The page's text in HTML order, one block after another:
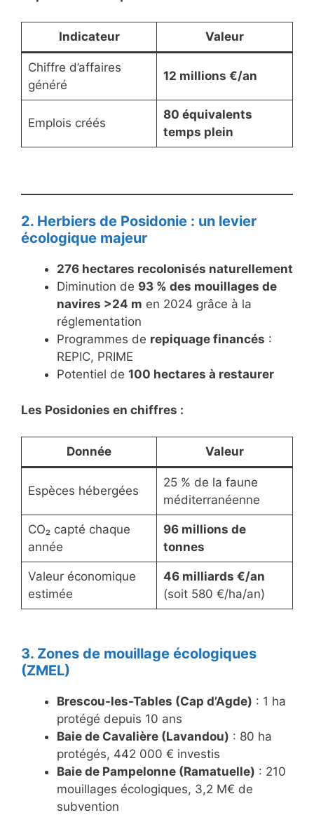
Indicateur Valeur
Chiffre d’affaires
généré
12 millions €/an
Emplois créés
80 équivalents
temps plein
2. Herbiers de Posidonie : un levier
écologique majeur
276 hectares recolonisés naturellement
Diminution de 93 % des mouillages de
navires >24 m en 2024 grâce à la
réglementation
Programmes de repiquage financés :
REPIC, PRIME
Potentiel de 100 hectares à restaurer
Les Posidonies en chiffres :
Donnée Valeur
Espèces hébergées
25 % de la faune
méditerranéenne
CO₂ capté chaque
année
96 millions de
tonnes
Valeur économique
estimée
46 milliards €/an
(soit 580 €/ha/an)
3. Zones de mouillage écologiques
(ZMEL)
Brescou-les-Tables (Cap d’Agde) : 1 ha
protégé depuis 10 ans
Baie de Cavalière (Lavandou) : 80 ha
protégés, 442 000 € investis
Baie de Pampelonne (Ramatuelle) : 210
mouillages écologiques, 3,2 M€ de
subvention